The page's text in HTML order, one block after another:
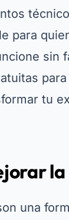
para
sin
tu
una